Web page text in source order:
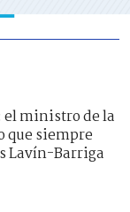
el ministro de la
que siempre
Lavín-Barriga